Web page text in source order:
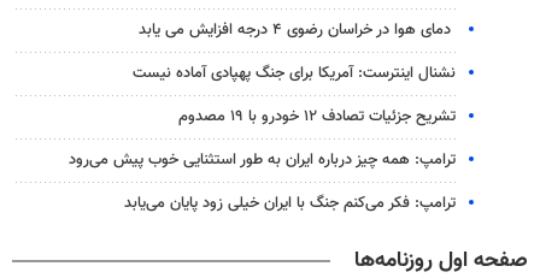
دمای هوا در خراسان رضوی ۴ درجه افزایش می یابد
نشنال اینترست: آمریکا برای جنگ پهپادی آماده نیست
تشریح جزئیات تصادف ۱۲ خودرو با ۱۹ مصدوم
ترامپ: همه چیز درباره ایران به طور استثنایی خوب پیش می‌رود
ترامپ: فکر می‌کنم جنگ با ایران خیلی زود پایان می‌یابد
صفحه اول روزنامه‌ها